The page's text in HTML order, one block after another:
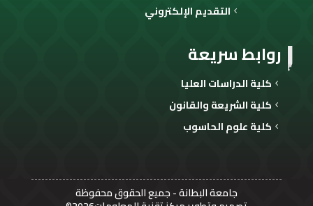
روابط سريعة
كلية الدراسات العليا
كلية الشريعة والقانون
كلية علوم الحاسوب
التقديم الإلكتروني
جامعة البطانة- جميع الحقوق محفوظة